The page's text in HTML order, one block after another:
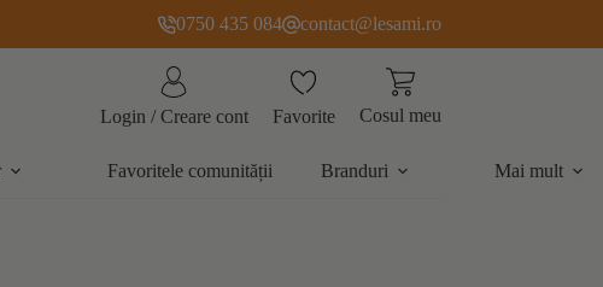
0750 435 084 contact@lesami.ro
Login / Creare cont Favorite Cosul meu
Favoritele comunității Branduri Mai mult